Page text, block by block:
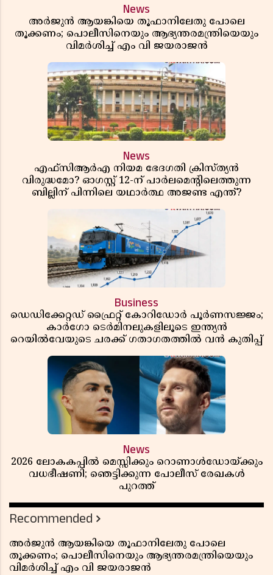
News
അർജുൻ ആയങ്കിയെ തൂഫാനിലേതു പോലെ
തൂക്കണം; പൊലീസിനെയും ആഭ്യന്തരമന്ത്രിയെയും
വിമർശിച്ച് എം വി ജയരാജൻ
News
എഫ്സിആർഎ നിയമ ഭേദഗതി ക്രിസ്ത്യൻ
വിരുദ്ധമോ? ഓഗസ്റ്റ് 12-ന് പാർലമെന്റിലെത്തുന്ന
ബില്ലിന് പിന്നിലെ യഥാർത്ഥ അജണ്ട എന്ത്?
Business
ഡെഡിക്കേറ്റഡ് ഫ്രൈറ്റ് കോറിഡോർ പൂർണസജ്ജം;
കാർഗോ ടെർമിനലുകളിലൂടെ ഇന്ത്യൻ
റെയിൽവേയുടെ ചരക്ക് ഗതാഗതത്തിൽ വൻ കുതിപ്പ്
News
2026 ലോകകപ്പിൽ മെസ്സിക്കും റൊണാൾഡോയ്ക്കും
വധഭീഷണി; ഞെട്ടിക്കുന്ന പോലീസ് രേഖകൾ
പുറത്ത്
Recommended
അർജുൻ ആയങ്കിയെ തൂഫാനിലേതു പോലെ
തൂക്കണം; പൊലീസിനെയും ആഭ്യന്തരമന്ത്രിയെയും
വിമർശിച്ച് എം വി ജയരാജൻ